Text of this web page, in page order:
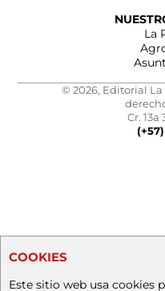
La
© 2026, Editorial La
Cr. 13a
COOKIES
Este sitio web usa cookies